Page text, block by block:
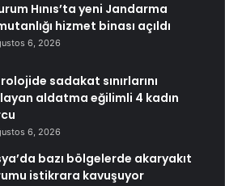
Hınıs’ta yeni Jandarma
hizmet binası açıldı
6, 2026
sadakat sınırlarını
aldatma eğilimli 4 kadın
6, 2026
bazı bölgelerde akaryakıt
istikrara kavuşuyor